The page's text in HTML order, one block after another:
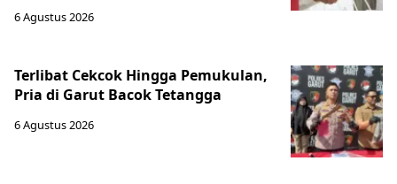
6 Agustus 2026
Terlibat Cekcok Hingga Pemukulan,
Pria di Garut Bacok Tetangga
6 Agustus 2026